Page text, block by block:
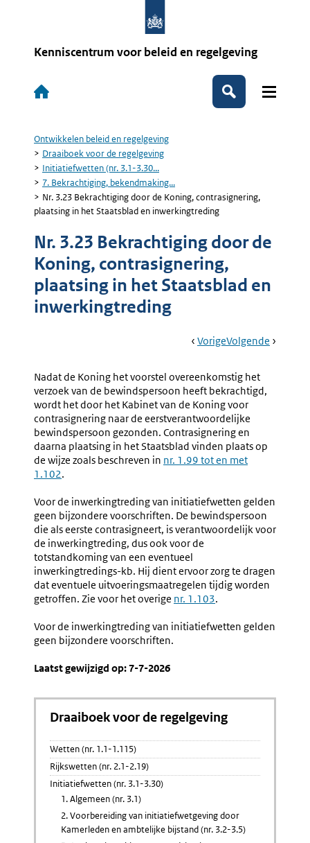
Kenniscentrum voor beleid en regelgeving
Hoofdnavigatie
Zoeken
Kruimelpad
Ontwikkelen beleid en regelgeving
Draaiboek voor de regelgeving
Initiatiefwetten (nr. 3.1-3.30...
7. Bekrachtiging, bekendmaking...
Nr. 3.23 Bekrachtiging door de Koning, contrasignering,
plaatsing in het Staatsblad en inwerkingtreding
Nr. 3.23 Bekrachtiging door de
Koning, contrasignering,
plaatsing in het Staatsblad en
inwerkingtreding
Book
Ga
VorigePagina:
Besluitvorming
In
De
Ministerraad
En
Advisering
Door
Van
State
Ga
Volgende Pagina:
Nadat de Koning het voorstel overeenkomstig het
verzoek van de bewindspersoon heeft bekrachtigd,
wordt het door het Kabinet van de Koning voor
contrasignering naar de eerstverantwoordelijke
bewindspersoon gezonden. Contrasignering en
daarna plaatsing in het Staatsblad vinden plaats op
de wijze zoals beschreven in nr. 1.99 tot en met
1.102.
Voor de inwerkingtreding van initiatiefwetten gelden
geen bijzondere voorschriften. De bewindspersoon
die als eerste contrasigneert, is verantwoordelijk voor
de inwerkingtreding, dus ook voor de
totstandkoming van een eventueel
inwerkingtredings-kb. Hij dient ervoor zorg te dragen
dat eventuele uitvoeringsmaatregelen tijdig worden
getroffen. Zie voor het overige nr. 1.103.
Voor de inwerkingtreding van initiatiefwetten gelden
geen bijzondere voorschriften.
Laatst gewijzigd op: 7-7-2026
Draaiboek voor de regelgeving
Wetten (nr. 1.1-1.115)
Rijkswetten (nr. 2.1-2.19)
Initiatiefwetten (nr. 3.1-3.30)
1. Algemeen (nr. 3.1)
2. Voorbereiding van initiatiefwetgeving door
Kamerleden en ambtelijke bijstand (nr. 3.2-3.5)